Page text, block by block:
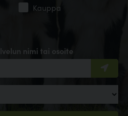
nimi tai osoite
Kauppa